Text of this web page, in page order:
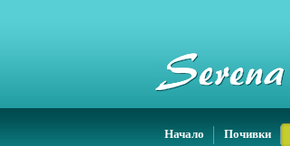
Начало Почивки